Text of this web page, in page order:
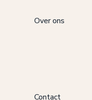
Over ons
Contact